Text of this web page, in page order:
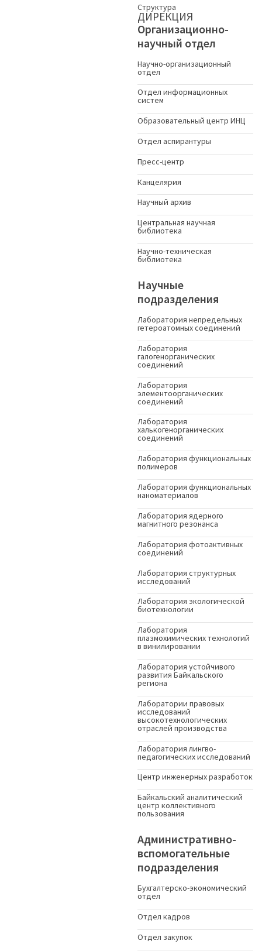
Структура
ДИРЕКЦИЯ
Организационно-
научный отдел
Научно-организационный
отдел
Отдел информационных
систем
Образовательный центр ИНЦ
Отдел аспирантуры
Пресс-центр
Канцелярия
Научный архив
Центральная научная
библиотека
Научно-техническая
библиотека
Научные
подразделения
Лаборатория непредельных
гетероатомных соединений
Лаборатория
галогенорганических
соединений
Лаборатория
элементоорганических
соединений
Лаборатория
халькогенорганических
соединений
Лаборатория функциональных
полимеров
Лаборатория функциональных
наноматериалов
Лаборатория ядерного
магнитного резонанса
Лаборатория фотоактивных
соединений
Лаборатория структурных
исследований
Лаборатория экологической
биотехнологии
Лаборатория
плазмохимических технологий
в винилировании
Лаборатория устойчивого
развития Байкальского
региона
Лаборатории правовых
исследований
высокотехнологических
отраслей производства
Лаборатория лингво-
педагогических исследований
Центр инженерных разработок
Байкальский аналитический
центр коллективного
пользования
Административно-
вспомогательные
подразделения
Бухгалтерско-экономический
отдел
Отдел кадров
Отдел закупок